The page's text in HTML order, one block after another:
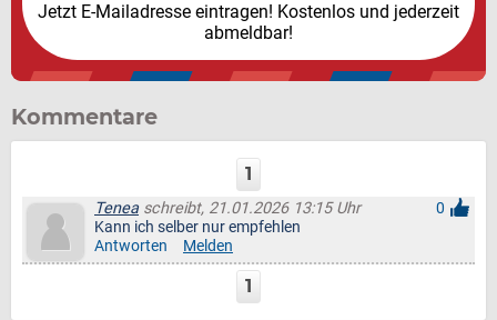
Jetzt E-Mailadresse eintragen! Kostenlos und jederzeit
abmeldbar!
Kommentare
1
Tenea schreibt, 21.01.2026 13:15 Uhr
0
Kann ich selber nur empfehlen
Antworten
Melden
1